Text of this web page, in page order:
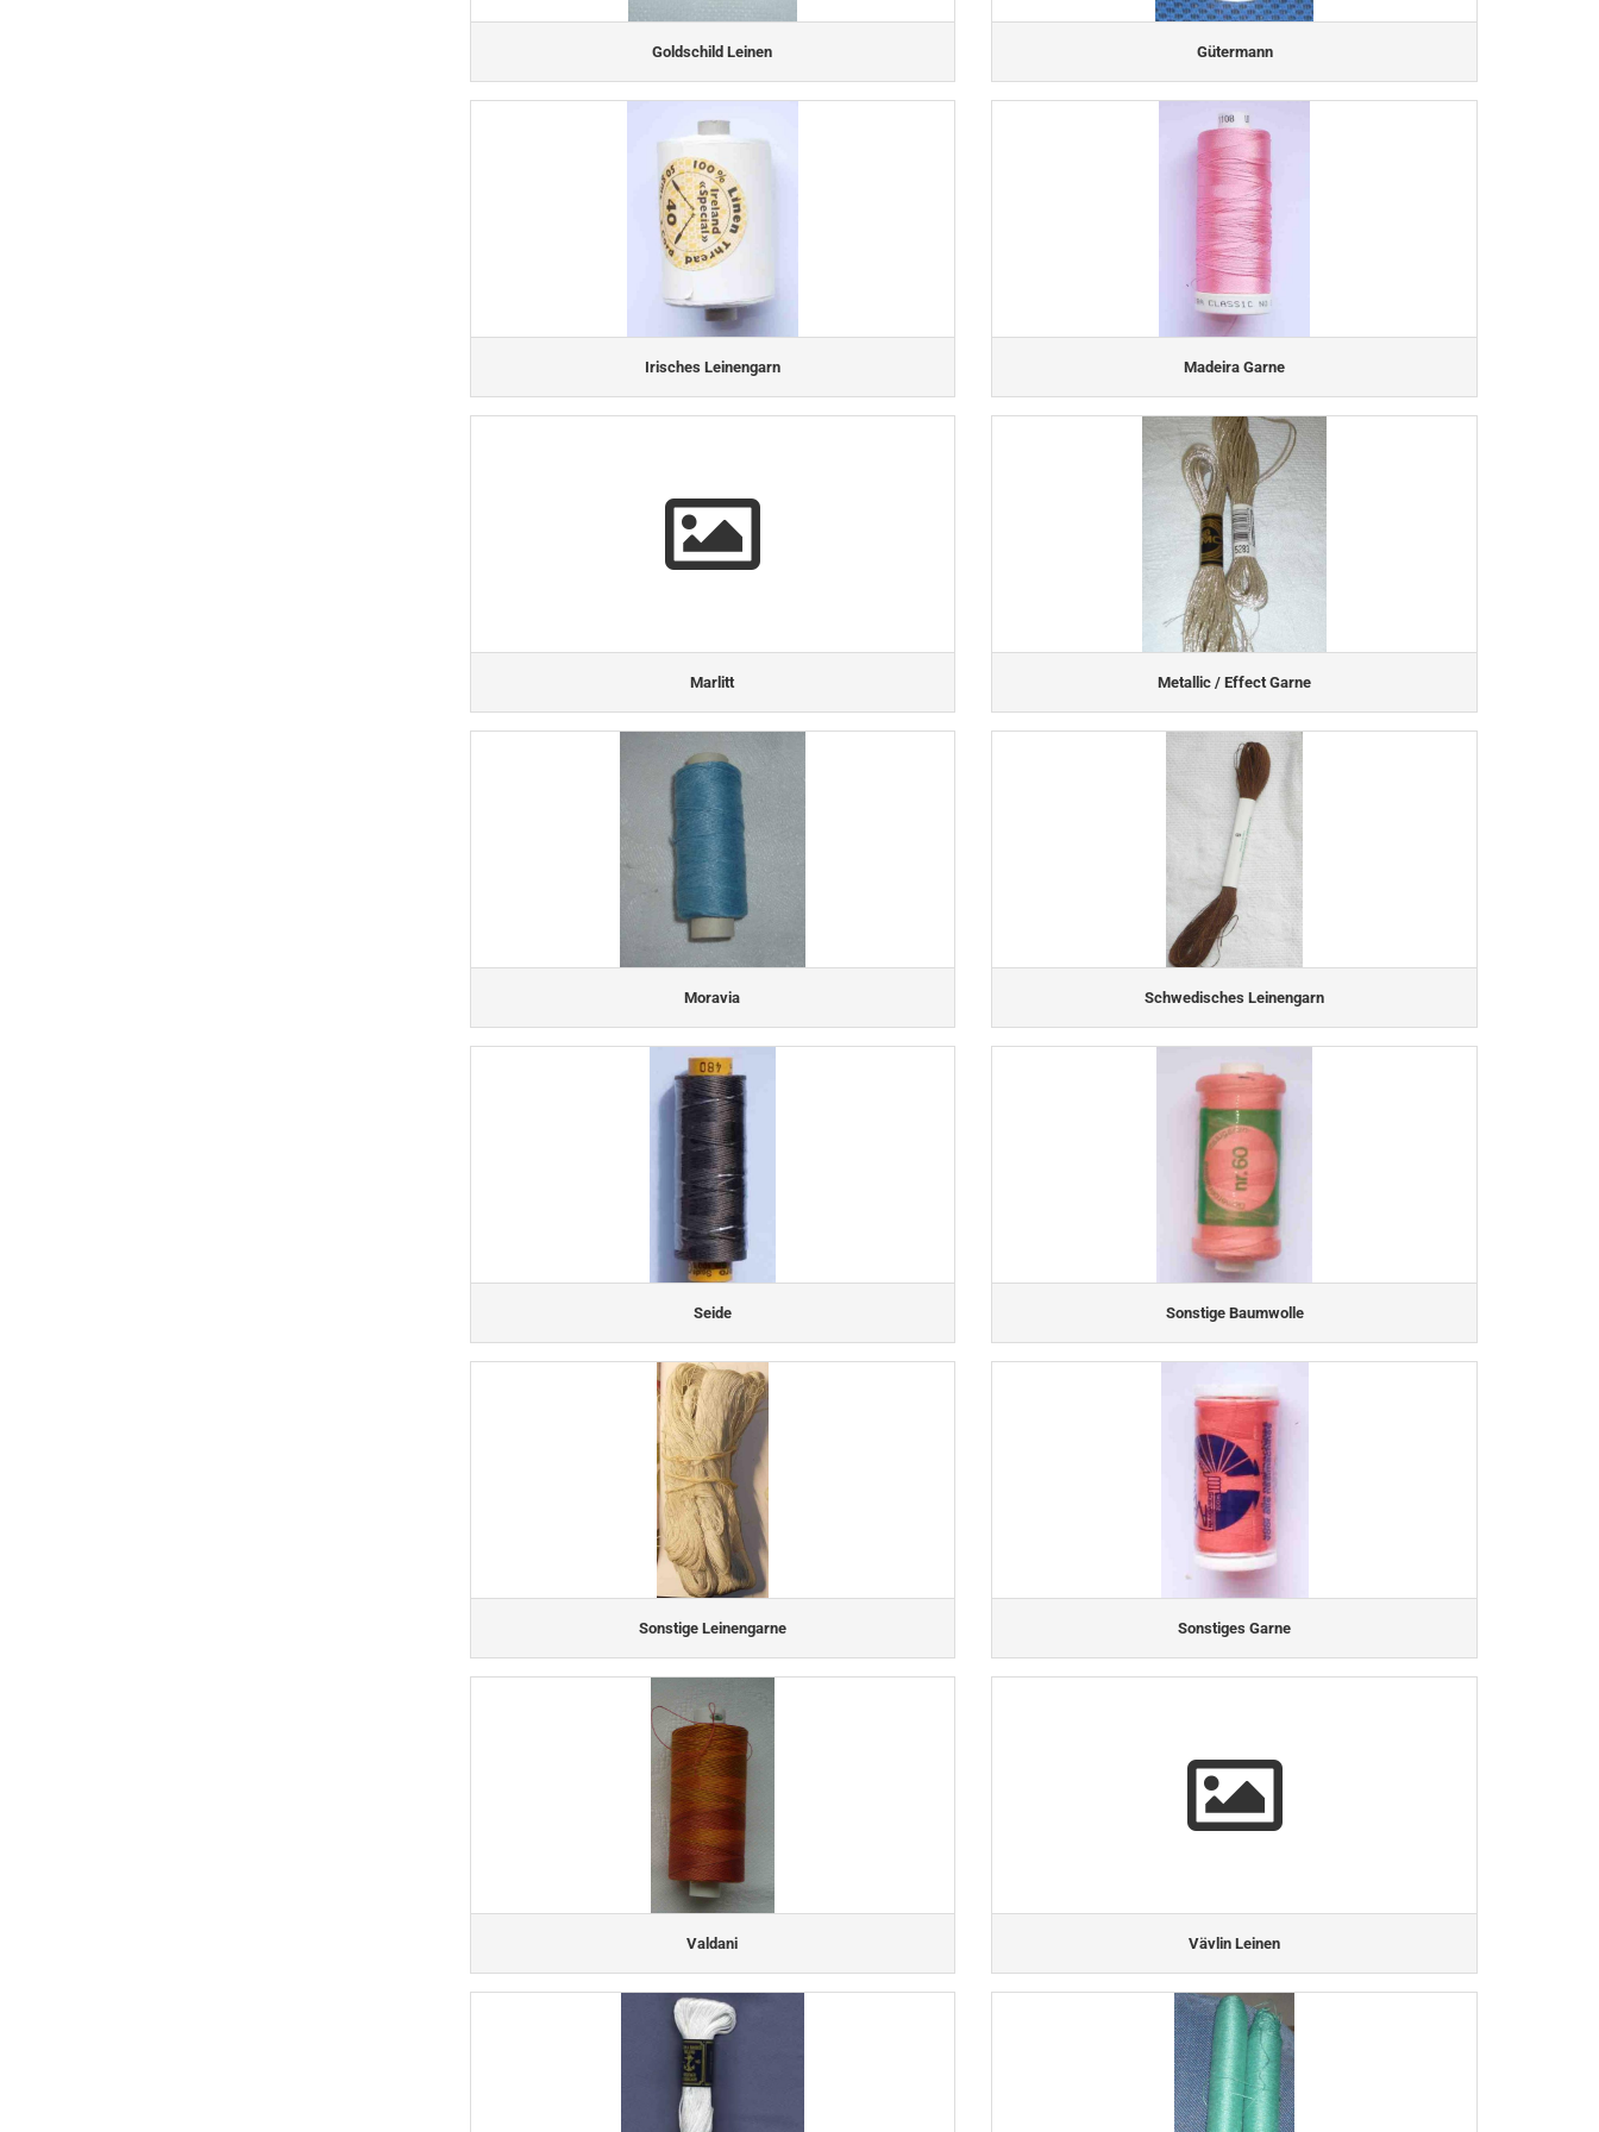
Goldschild Leinen Gütermann
Irisches Leinengarn Madeira Garne
Marlitt Metallic / Effect Garne
Moravia Schwedisches Leinengarn
Seide Sonstige Baumwolle
Sonstige Leinengarne Sonstiges Garne
Valdani Vävlin Leinen